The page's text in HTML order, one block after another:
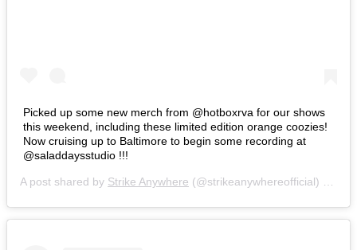
Picked up some new merch from @hotboxrva for our shows
this weekend, including these limited edition orange coozies!
Now cruising up to Baltimore to begin some recording at
@saladdaysstudio !!!
A post shared by Strike Anywhere (@strikeanywhereofficial) on